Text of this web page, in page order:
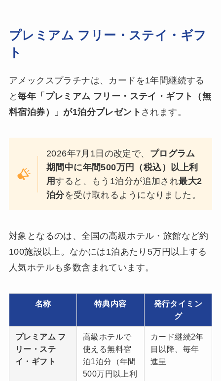
プレミアム フリー・ステイ・ギフ
ト
アメックスプラチナは、カードを1年間継続する
と毎年「プレミアム フリー・ステイ・ギフト（無
料宿泊券）」が1泊分プレゼント されます。
2026年7月1日の改定で、 プログラム
期間中に年間500万円（税込）以上利
用すると、もう1泊分が追加され最大2
泊分を受け取れるようになりました。
対象となるのは、全国の高級ホテル・旅館など約
100施設以上。なかには1泊あたり5万円以上する
人気ホテルも多数含まれています。
名称 特典内容
発行タイミン
グ
プレミアム フ
リー・ステ
イ・ギフト
高級ホテルで
使える無料宿
泊1泊分（年間
500万円以上利
カード継続2年
目以降、毎年
進呈